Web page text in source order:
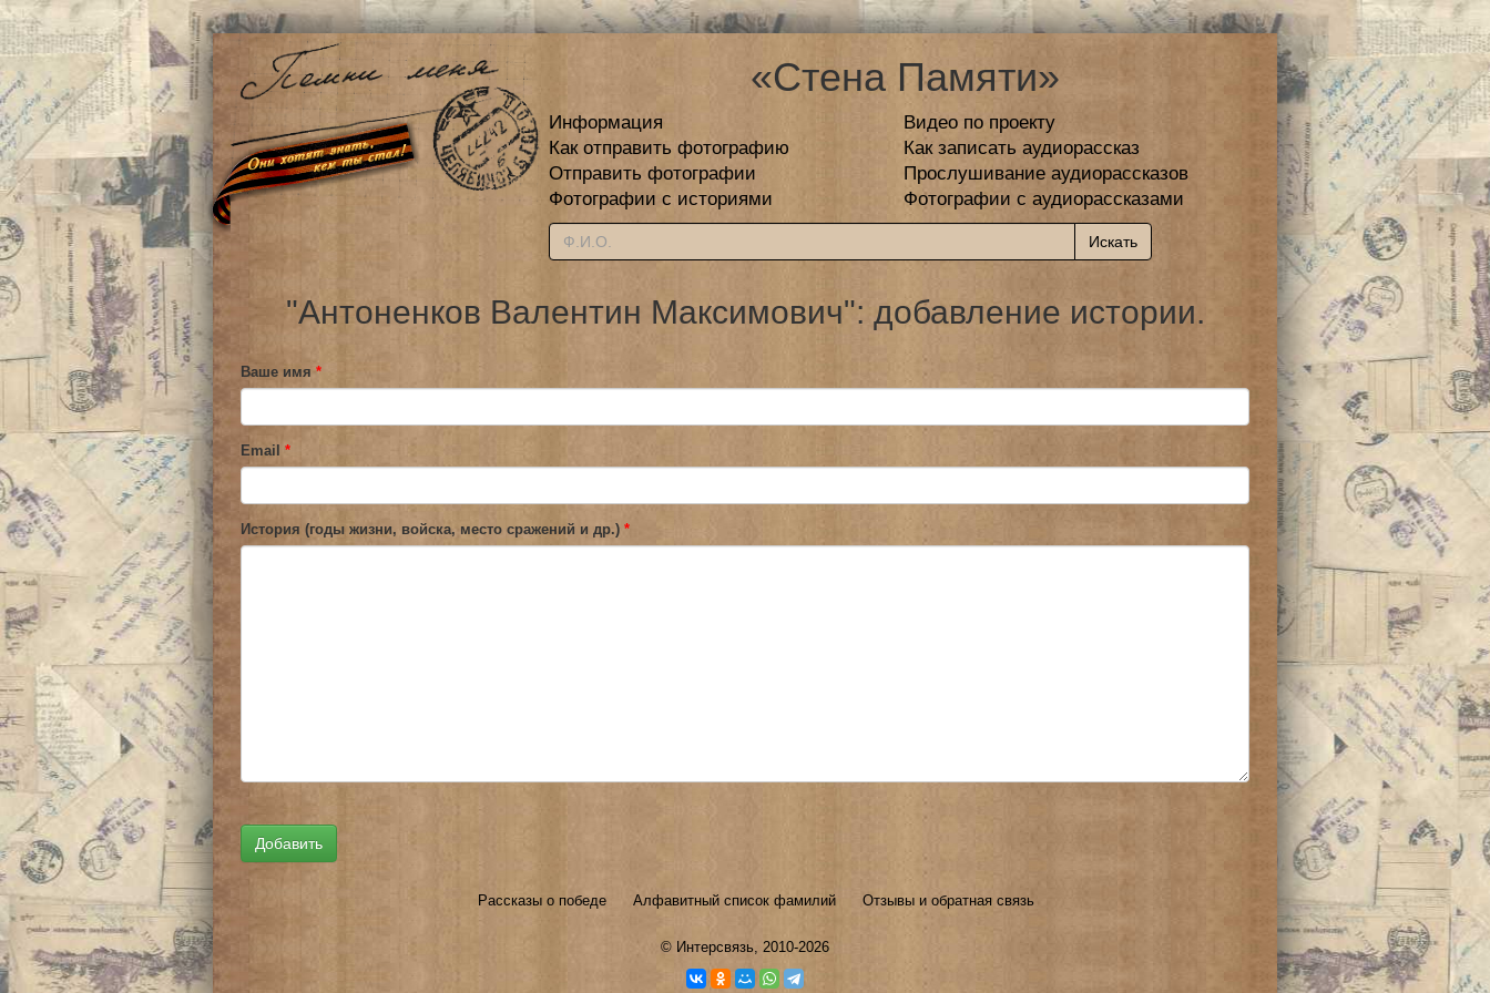
«Стена Памяти»
Информация
Видео по проекту
Как отправить фотографию
Как записать аудиорассказ
Отправить фотографии
Прослушивание аудиорассказов
Фотографии с историями
Фотографии с аудиорассказами
"Антоненков Валентин Максимович": добавление истории.
Ваше имя *
Email *
История (годы жизни, войска, место сражений и др.) *
Рассказы о победе Алфавитный список фамилий Отзывы и обратная связь
© Интерсвязь , 2010-2026